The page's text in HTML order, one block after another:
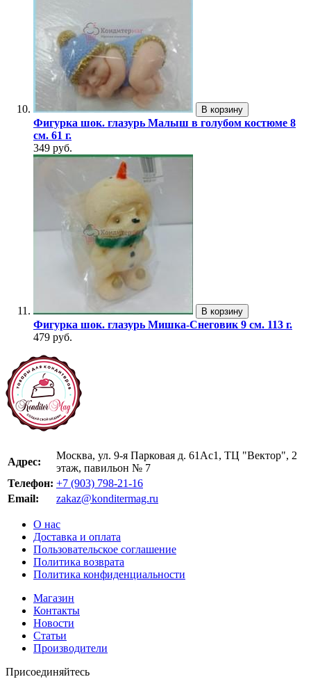
В корзину
Фигурка шок. глазурь Малыш в голубом костюме 8
см. 61 г.
349 руб.
В корзину
Фигурка шок. глазурь Мишка-Снеговик 9 см. 113 г.
479 руб.
Адрес:
Москва, ул. 9-я Парковая д. 61Ас1, ТЦ "Вектор", 2
этаж, павильон № 7
Телефон: +7 (903) 798-21-16
Email:
zakaz@konditermag.ru
О нас
Доставка и оплата
Пользовательское соглашение
Политика возврата
Политика конфиденциальности
Магазин
Контакты
Новости
Статьи
Производители
Присоединяйтесь